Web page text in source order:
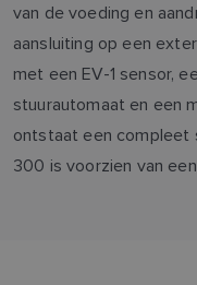
van de voeding en
aansluiting op een
met een EV-1 sensor,
stuurautomaat en een
ontstaat een compleet
300 is voorzien van